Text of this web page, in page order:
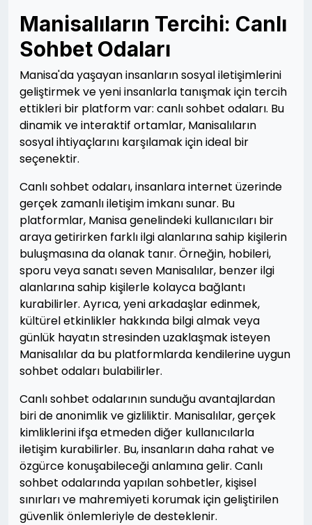
Manisalıların Tercihi: Canlı
Sohbet Odaları
Manisa'da yaşayan insanların sosyal iletişimlerini
geliştirmek ve yeni insanlarla tanışmak için tercih
ettikleri bir platform var: canlı sohbet odaları. Bu
dinamik ve interaktif ortamlar, Manisalıların
sosyal ihtiyaçlarını karşılamak için ideal bir
seçenektir.
Canlı sohbet odaları, insanlara internet üzerinde
gerçek zamanlı iletişim imkanı sunar. Bu
platformlar, Manisa genelindeki kullanıcıları bir
araya getirirken farklı ilgi alanlarına sahip kişilerin
buluşmasına da olanak tanır. Örneğin, hobileri,
sporu veya sanatı seven Manisalılar, benzer ilgi
alanlarına sahip kişilerle kolayca bağlantı
kurabilirler. Ayrıca, yeni arkadaşlar edinmek,
kültürel etkinlikler hakkında bilgi almak veya
günlük hayatın stresinden uzaklaşmak isteyen
Manisalılar da bu platformlarda kendilerine uygun
sohbet odaları bulabilirler.
Canlı sohbet odalarının sunduğu avantajlardan
biri de anonimlik ve gizliliktir. Manisalılar, gerçek
kimliklerini ifşa etmeden diğer kullanıcılarla
iletişim kurabilirler. Bu, insanların daha rahat ve
özgürce konuşabileceği anlamına gelir. Canlı
sohbet odalarında yapılan sohbetler, kişisel
sınırları ve mahremiyeti korumak için geliştirilen
güvenlik önlemleriyle de desteklenir.